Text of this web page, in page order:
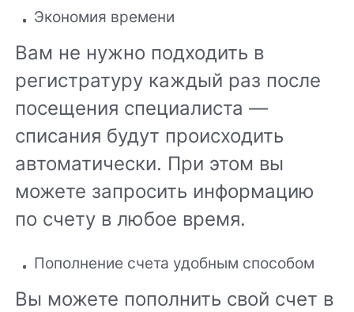
Экономия времени
Вам не нужно подходить в
регистратуру каждый раз после
посещения специалиста —
списания будут происходить
автоматически. При этом вы
можете запросить информацию
по счету в любое время.
Пополнение счета удобным способом
Вы можете пополнить свой счет в